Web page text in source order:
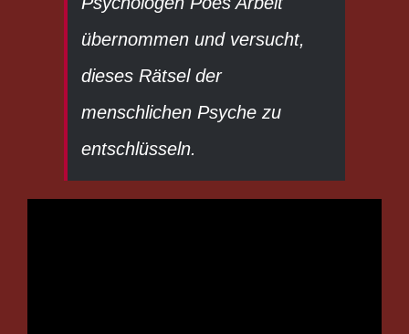
übernommen und versucht,
dieses Rätsel der
menschlichen Psyche zu
entschlüsseln.